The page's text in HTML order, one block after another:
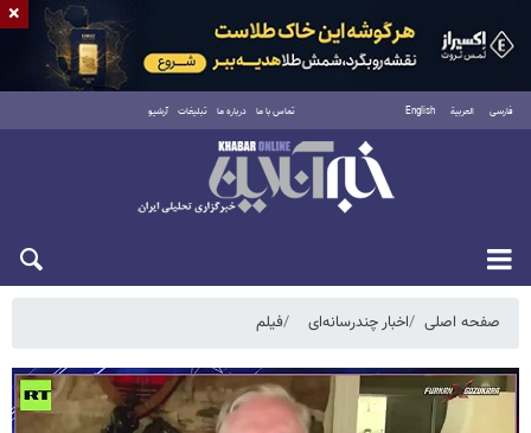
فارسی العربية English تماس با ما درباره ما تبلیغات آرشیو
یکشنبه ۱۸ مرداد ۱۴۰۵
صفحه اصلی اخبار چندرسانه‌ای فیلم
×